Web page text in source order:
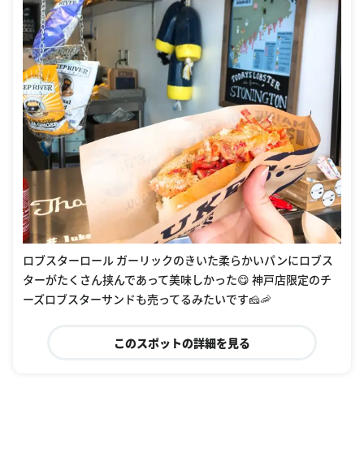
ロブスターロール ガーリックのきいた柔らかいパンにロブス
ターがたくさん挟んであって美味しかった😋 神戸店限定のチ
ーズロブスターサンドも売ってるみたいです🧀🦐
このスポットの詳細を見る